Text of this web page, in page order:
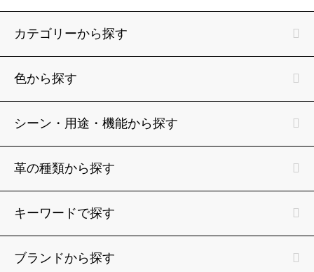
カテゴリーから探す
色から探す
シーン・用途・機能から探す
革の種類から探す
キーワードで探す
ブランドから探す